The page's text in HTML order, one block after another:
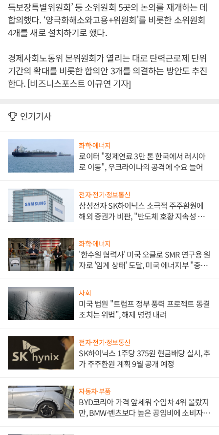
득보장특별위원회’ 등 소위원회 5곳의 논의를 재개하는 데
합의했다. ‘양극화해소와고용+위원회’를 비롯한 소위원회
4개를 새로 설치하기로 했다.
경제사회노동위 본위원회가 열리는 대로 탄력근로제 단위
기간의 확대를 비롯한 합의안 3개를 의결하는 방안도 추진
한다. [비즈니스포스트 이규연 기자]
인기기사
화학·에너지
로이터 "정제연료 3만 톤 한국에서 러시아
로 이동", 우크라이나의 공격에 수요 늘어
전자·전기·정보통신
삼성전자 SK하이닉스 소극적 주주환원에
해외 증권가 비판, "반도체 호황 지속성 의
화학·에너지
'한수원 협력사' 미국 오클로 SMR 연구용 원
자로 '임계 상태' 도달, 미국 에너지부 "중요
사회
미국 법원 "트럼프 정부 풍력 프로젝트 동결
조치는 위법", 해제 명령 내려
전자·전기·정보통신
SK하이닉스 1주당 375원 현금배당 실시, 추
가 주주환원 계획 9월 공개 예정
자동차·부품
BYD코리아 가격 앞세워 수입차 4위 올랐지
만, BMW·벤츠보다 높은 공임비에 소비자